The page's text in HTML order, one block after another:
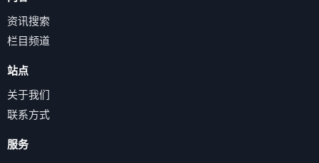
资讯搜索
栏目频道
站点
关于我们
联系方式
服务